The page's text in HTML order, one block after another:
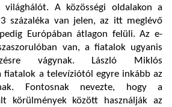
A közösségi oldalakon a
százaléka van jelen, az itt meglévő
Európában átlagon felüli. Az e-
van, a fiatalok ugyanis
vágynak. László Miklós
fiatalok a televíziótól egyre inkább az
Fontosnak nevezte, hogy a
körülmények között használják az